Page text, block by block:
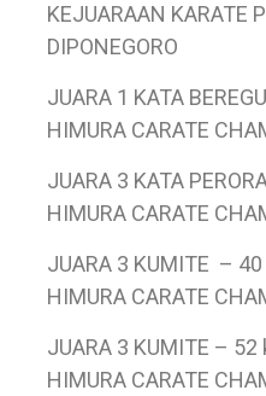
KEJUARAAN KARATE
DIPONEGORO
JUARA 1 KATA
HIMURA CARATE
JUARA 3 KATA
HIMURA CARATE
JUARA 3 KUMITE – 40
HIMURA CARATE
JUARA 3 KUMITE – 52
HIMURA CARATE